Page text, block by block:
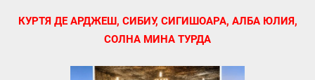
КУРТЯ ДЕ АРДЖЕШ, СИБИУ, СИГИШОАРА, АЛБА ЮЛИЯ,
СОЛНА МИНА ТУРДА